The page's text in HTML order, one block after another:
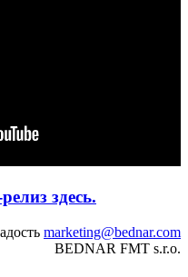
здесь.
marketing@bednar.com
BEDNAR FMT s.r.o.